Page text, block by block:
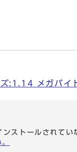
:1.14 メガバイ
ストールされてい